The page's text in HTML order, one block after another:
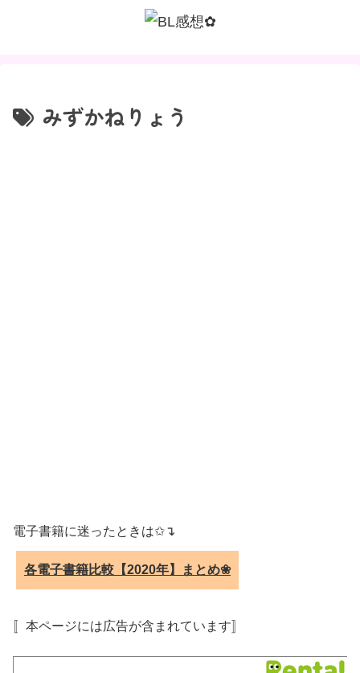
みずかねりょう
電子書籍に迷ったときは✩↴
各電子書籍比較【2020年】まとめ❀
〚本ページには広告が含まれています〛